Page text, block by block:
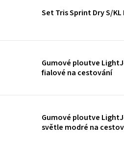
Set Tris Sprint Dry S/KL
Gumové ploutve
fialové na cestování
Gumové ploutve
světle modré na